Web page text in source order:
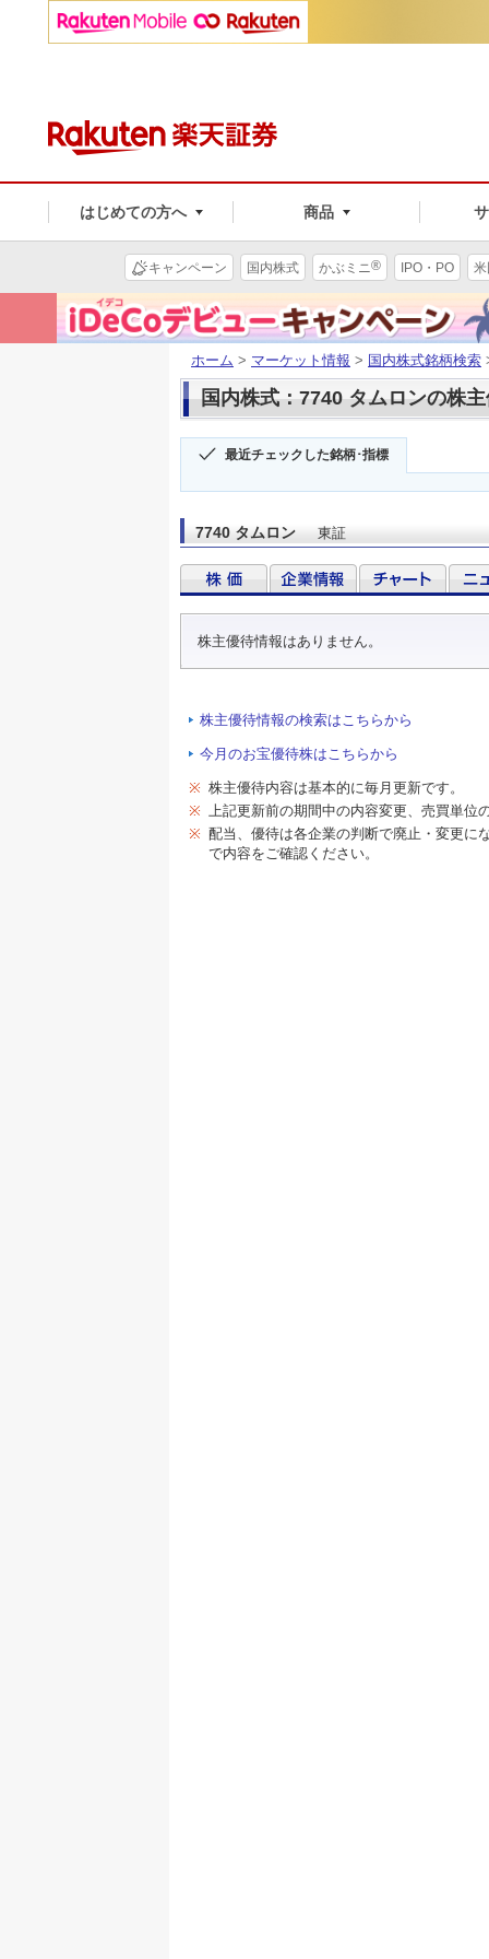
はじめての方へ 商品
キャンペーン 国内株式 かぶミニ® IPO・PO
ホーム > マーケット情報 > 国内株式銘柄検索
国内株式：7740 タムロンの株
最近チェックした銘柄･指標
7740 タムロン 東証
株主優待情報はありません。
株主優待情報の検索はこちらから
今月のお宝優待株はこちらから
※ 株主優待内容は基本的に毎月更新です。
※ 上記更新前の期間中の内容変更、売買単位
※ 配当、優待は各企業の判断で廃止・変更に
で内容をご確認ください。